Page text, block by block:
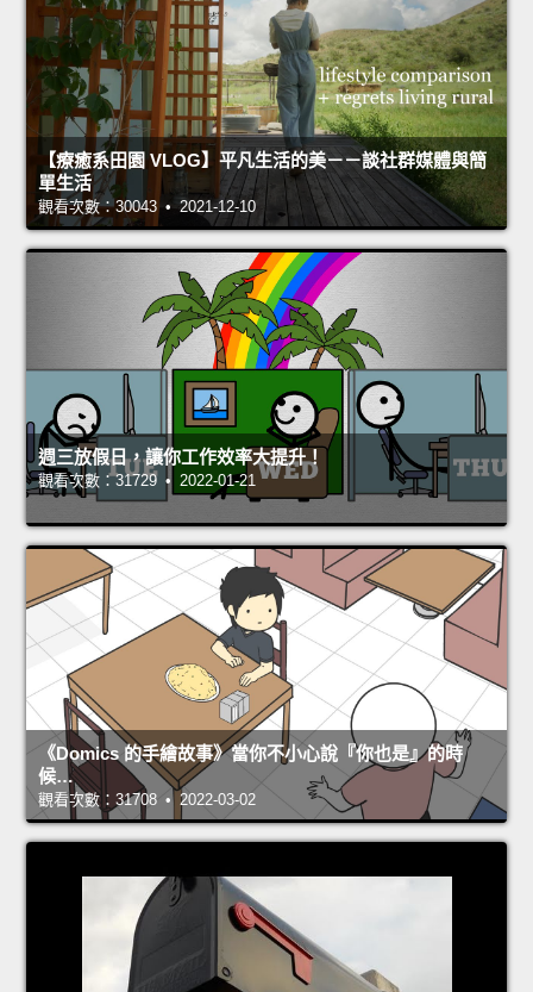
【療癒系田園 VLOG】平凡生活的美－－談社群媒體與簡
單生活
觀看次數：30043 • 2021-12-10
週三放假日，讓你工作效率大提升！
觀看次數：31729 • 2022-01-21
《Domics 的手繪故事》當你不小心說『你也是』的時
候…
觀看次數：31708 • 2022-03-02